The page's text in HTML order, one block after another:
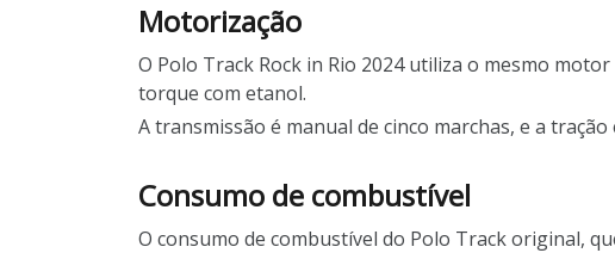
Motorização
O Polo Track Rock in Rio 2024 utiliza o mesmo
torque com etanol.
A transmissão é manual de cinco marchas, e a tração
Consumo de combustível
O consumo de combustível do Polo Track original,